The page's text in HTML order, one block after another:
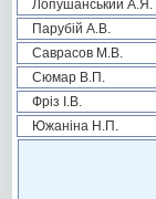
Лопушанський А.Я.
Парубій А.В.
Саврасов М.В.
Сюмар В.П.
Фріз І.В.
Южаніна Н.П.